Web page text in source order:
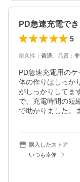
PD急速充電でき
5
耐久性 ： 普通 品質 ：
PD急速充電用の
体の作りはしっか
がしっかりしてま
で、充電時間の短
で助かりました。
購入したストア
いつも幸便